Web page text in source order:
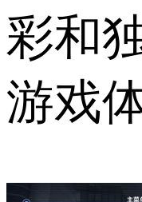
彩和
游戏